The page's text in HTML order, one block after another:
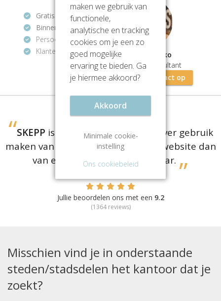
Gratis en vrijblijvend
Binnen 1 uurantwoord
Persoonlijke hulp
Klantenbeoordeling9.2/10
Mathios Zeko
Vastgoedconsultant
Neem contact op
SKEPP is er voor bedrijven die liever gebruik
maken van een
gratisvergelijkingswebsite dan
van een dure aanhuurmakelaar.
Jullie beoordelen ons met een 9.2
(1364reviews)
Misschien vind je in onderstaande
steden/stadsdelen het kantoor dat je
zoekt?
maken we gebruik van
functionele,
analytische en tracking
cookies om je een zo
goed mogelijke
ervaring te bieden. Ga
je hiermee akkoord?
Akkoord
Minimale cookie-
instelling
Ons cookiebeleid